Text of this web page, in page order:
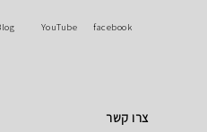
YouTube
Blog